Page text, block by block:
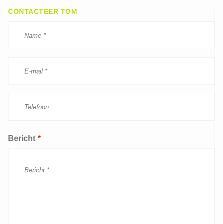
CONTACTEER TOM
Bericht